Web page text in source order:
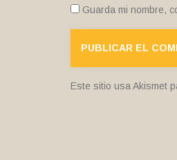
Guarda mi nombre,
Este sitio usa Akismet